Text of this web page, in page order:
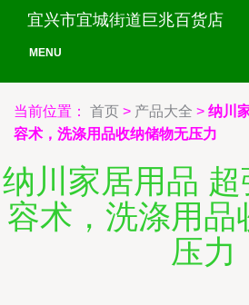
宜兴市宜城街道巨兆百货店
MENU
当前位置： 首页 > 产品大全 > 纳川
容术，洗涤用品收纳储物无压力
纳川家居用品
容术，洗涤用品
压力